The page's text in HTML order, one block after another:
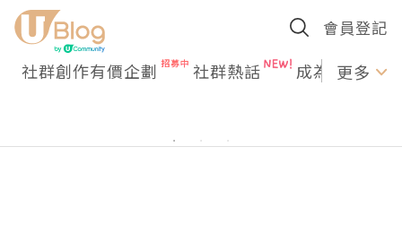
會員登記
社群創作有價企劃 社群熱話 成為U更多